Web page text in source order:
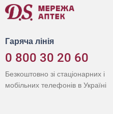
Гаряча лінія
0 800 30 20 60
Безкоштовно зі стаціонарних і
мобільних телефонів в Україні